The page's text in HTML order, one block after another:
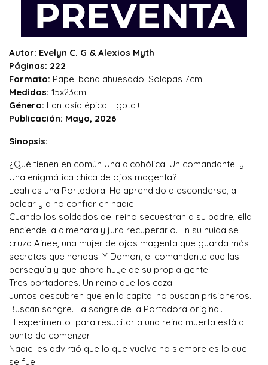
Autor: Evelyn C. G & Alexios Myth
Páginas: 222
Formato: Papel bond ahuesado. Solapas 7cm.
Medidas: 15x23cm
Género: Fantasía épica. Lgbtq+
Publicación: Mayo, 2026
Sinopsis:
¿Qué tienen en común Una alcohólica. Un comandante. y
Una enigmática chica de ojos magenta?
Leah es una Portadora. Ha aprendido a esconderse, a
pelear y a no confiar en nadie.
Cuando los soldados del reino secuestran a su padre, ella
enciende la almenara y jura recuperarlo. En su huida se
cruza Ainee, una mujer de ojos magenta que guarda más
secretos que heridas. Y Damon, el comandante que las
perseguía y que ahora huye de su propia gente.
Tres portadores. Un reino que los caza.
Juntos descubren que en la capital no buscan prisioneros.
Buscan sangre. La sangre de la Portadora original.
El experimento para resucitar a una reina muerta está a
punto de comenzar.
Nadie les advirtió que lo que vuelve no siempre es lo que
se fue.